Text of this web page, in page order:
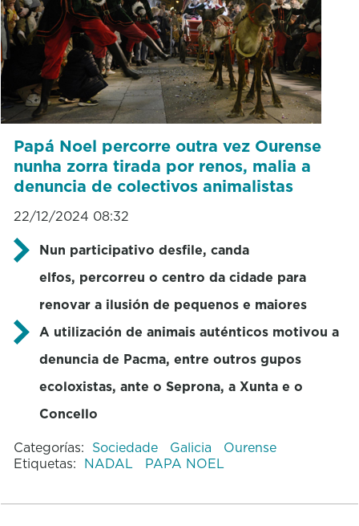
Papá Noel percorre outra vez Ourense
nunha zorra tirada por renos, malia a
denuncia de colectivos animalistas
22/12/2024 08:32
Nun participativo desfile, canda
elfos, percorreu o centro da cidade para
renovar a ilusión de pequenos e maiores
A utilización de animais auténticos motivou a
denuncia de Pacma, entre outros gupos
ecoloxistas, ante o Seprona, a Xunta e o
Concello
Categorías: Sociedade Galicia
Ourense
Etiquetas: NADAL PAPA NOEL